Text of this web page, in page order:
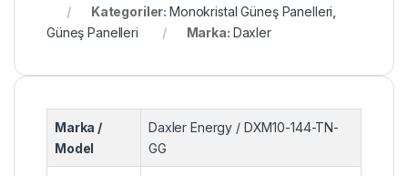
Kategoriler:Monokristal Güneş Panelleri
Güneş Panelleri
Marka: Daxler
Marka /
Model
Daxler Energy / DXM10-144-TN-
GG